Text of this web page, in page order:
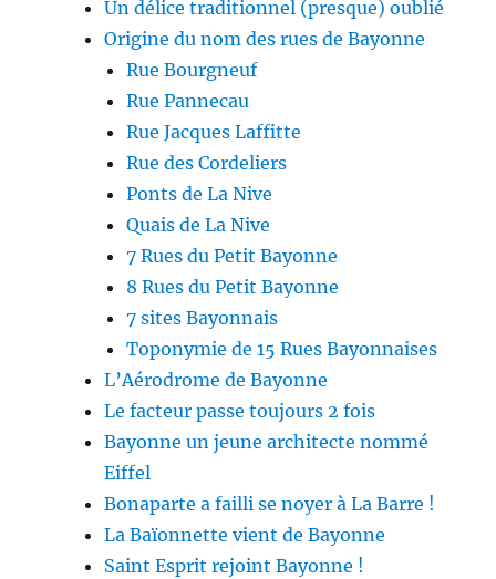
Un délice traditionnel (presque) oublié
Origine du nom des rues de Bayonne
Rue Bourgneuf
Rue Pannecau
Rue Jacques Laffitte
Rue des Cordeliers
Ponts de La Nive
Quais de La Nive
7 Rues du Petit Bayonne
8 Rues du Petit Bayonne
7 sites Bayonnais
Toponymie de 15 Rues Bayonnaises
L’Aérodrome de Bayonne
Le facteur passe toujours 2 fois
Bayonne un jeune architecte nommé
Eiffel
Bonaparte a failli se noyer à La Barre !
La Baïonnette vient de Bayonne
Saint Esprit rejoint Bayonne !